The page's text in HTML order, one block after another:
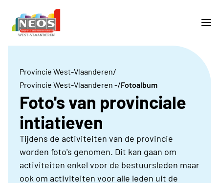
Provincie West-Vlaanderen/
Provincie West-Vlaanderen -/Fotoalbum
Foto's van provinciale
intiatieven
Tijdens de activiteiten van de provincie
worden foto's genomen. Dit kan gaan om
activiteiten enkel voor de bestuursleden maar
ook om activiteiten voor alle leden uit de